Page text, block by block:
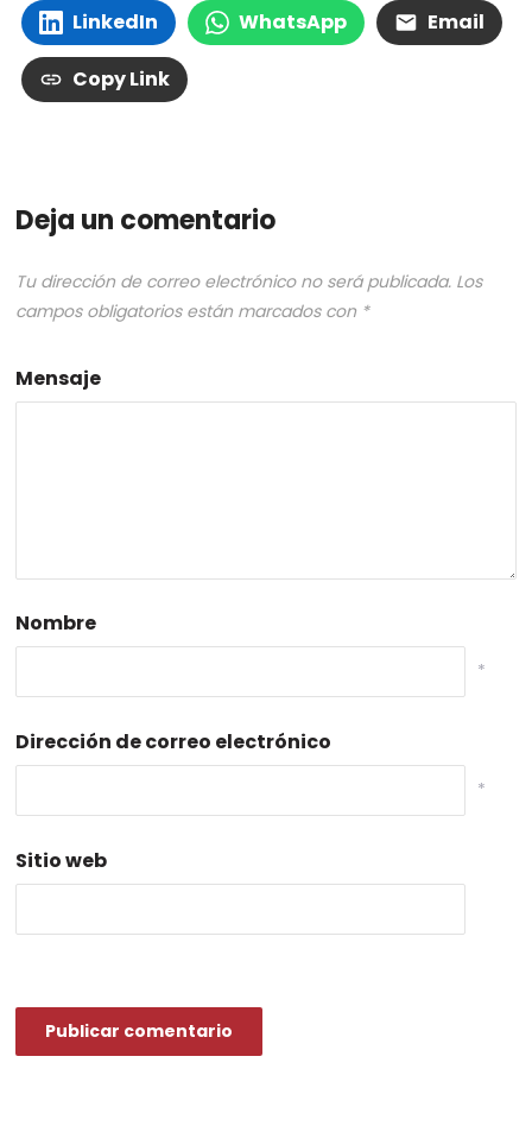
LinkedIn WhatsApp Email
Copy Link
Deja un comentario
Tu dirección de correo electrónico no será publicada. Los
campos obligatorios están marcados con *
Mensaje
Nombre
*
Dirección de correo electrónico
*
Sitio web